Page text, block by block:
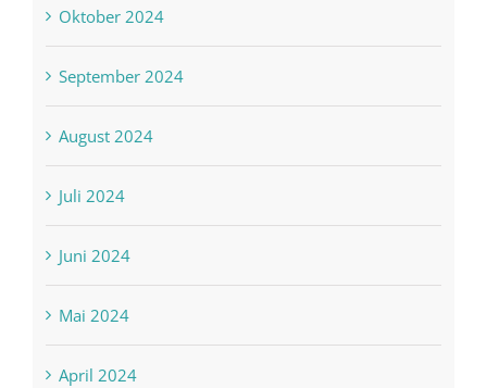
Oktober 2024
September 2024
August 2024
Juli 2024
Juni 2024
Mai 2024
April 2024